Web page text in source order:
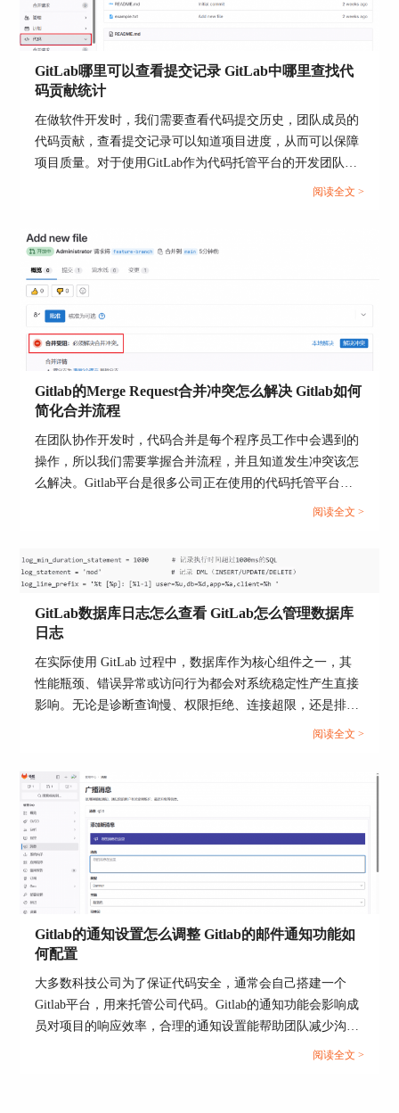
如果确定要对项目进行立即删除，则重复执行两次
删除，就可以立即删除项目。
对于群组的删除，也是一样的流程，有延迟删除功
能，就能够避免因为误操作带来的数据丢失了。
面这些补救措施：
1）如果团队成员本地有完整的项目，可直接推送
至GitLab新建同名仓库。
2）服务器快照恢复：如果GitLab部署在自有服务
器，且定期备份（使用【gitlab-rake
gitlab:backup:create】），可通过恢复快照找回数
据。
二、Gitlab删除Commit记录
Gitlab怎么删除Commit记录的呢？项目历史提交记
录中可能存在错误的提交，解决办法就是通过删除
在Gitlab中，我们可以使用【reset】命令实现此操
作，适合删除最近的一个或多个提交，操作步骤如
GitLab哪里可以查看提交记录 GitLab中哪里查找代
码贡献统计
在做软件开发时，我们需要查看代码提交历史，团队成员的
代码贡献，查看提交记录可以知道项目进度，从而可以保障
项目质量。对于使用GitLab作为代码托管平台的开发团队来
说，我们需要掌握查看提交记录方法，以及查看代码贡献统
阅读全文 >
Gitlab的Merge Request合并冲突怎么解决 Gitlab如何
简化合并流程
在团队协作开发时，代码合并是每个程序员工作中会遇到的
操作，所以我们需要掌握合并流程，并且知道发生冲突该怎
么解决。Gitlab平台是很多公司正在使用的代码托管平台，
该平台支持Merge Request（合并请求），并且为代码审查与
文将为大家介绍Gitlab的Merge Request合并冲突怎么解决，
Gitlab如何简化合并流程的相关内容。...
阅读全文 >
GitLab数据库日志怎么查看 GitLab怎么管理数据库
日志
在实际使用 GitLab 过程中，数据库作为核心组件之一，其
性能瓶颈、错误异常或访问行为都会对系统稳定性产生直接
影响。无论是诊断查询慢、权限拒绝、连接超限，还是排查
恶意访问、执行错误，数据库日志都是第一手的重要证据来
实现对日志的全面查看与有效管理。本文将围绕“GitLab数据
库日志怎么查看 GitLab怎么管理数据库日志”两个主题，从
日志路径、内容分类到配置优化和清理策略，为你构建一套
完善的数据库日志使用指南。...
阅读全文 >
Gitlab的通知设置怎么调整 Gitlab的邮件通知功能如
何配置
大多数科技公司为了保证代码安全，通常会自己搭建一个
Gitlab平台，用来托管公司代码。Gitlab的通知功能会影响成
员对项目的响应效率，合理的通知设置能帮助团队减少沟通
成本，加快项目开发效率。本文将为大家介绍Gitlab的通知
阅读全文 >